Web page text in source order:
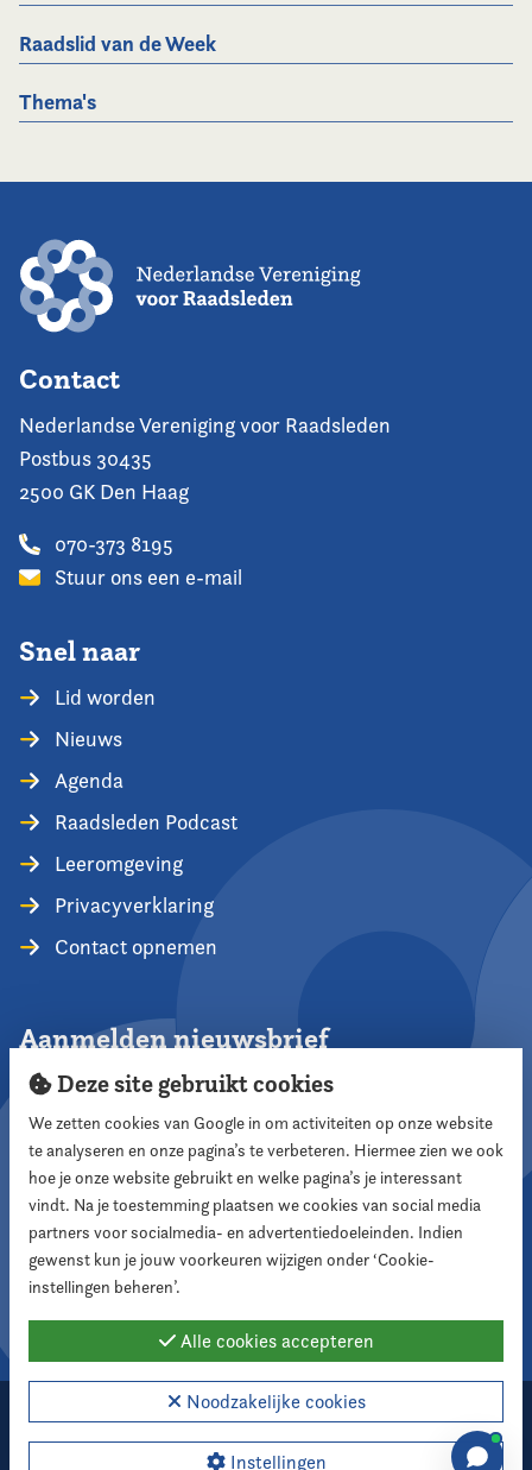
Raadslid van de Week
Thema's
Contact
Nederlandse Vereniging voor Raadsleden
Postbus 30435
2500 GK Den Haag
070-373 8195
Stuur ons een e-mail
Snel naar
Lid worden
Nieuws
Agenda
Raadsleden Podcast
Leeromgeving
Privacyverklaring
Contact opnemen
Aanmelden nieuwsbrief
Aanmelden
Volg ons
2026 Nederlandse Vereniging voor Raadsleden
Cookie instellingen
Deze site gebruikt cookies
We zetten cookies van Google in om activiteiten op onze website
te analyseren en onze pagina’s te verbeteren. Hiermee zien we ook
hoe je onze website gebruikt en welke pagina’s je interessant
vindt. Na je toestemming plaatsen we cookies van social media
partners voor socialmedia- en advertentiedoeleinden. Indien
gewenst kun je jouw voorkeuren wijzigen onder ‘Cookie-
instellingen beheren’.
Alle cookies accepteren
Noodzakelijke cookies
Instellingen